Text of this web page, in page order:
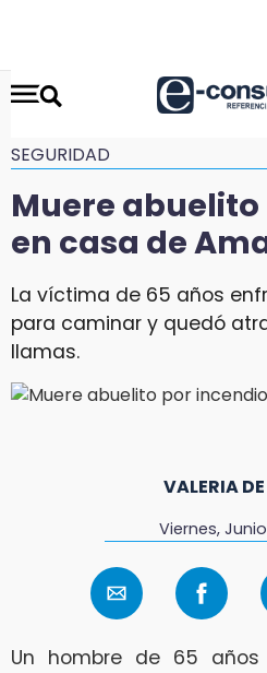
SEGURIDAD
Muere
en casa de
La víctima de 65 años
para caminar y quedó
llamas.
VALERIA
Viernes, Junio
Un hombre de 65 años